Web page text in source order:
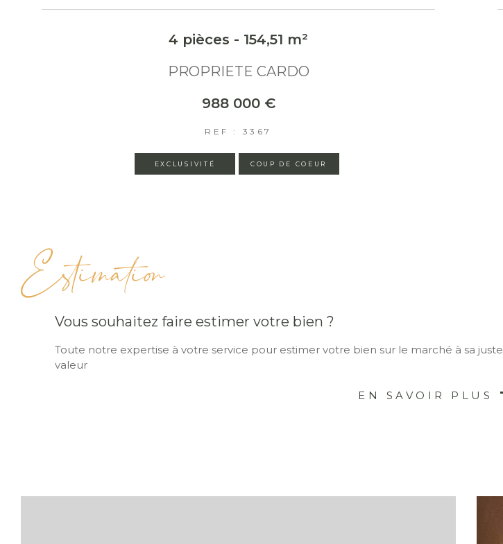
4 pièces - 154,51 m²
PROPRIETE CARDO
988 000 €
REF : 3367
EXCLUSIVITÉ COUP DE COEUR
Estimation
Vous souhaitez faire estimer votre bien ?
Toute notre expertise à votre service pour estimer votre bien sur le marché à sa juste
valeur
EN SAVOIR PLUS